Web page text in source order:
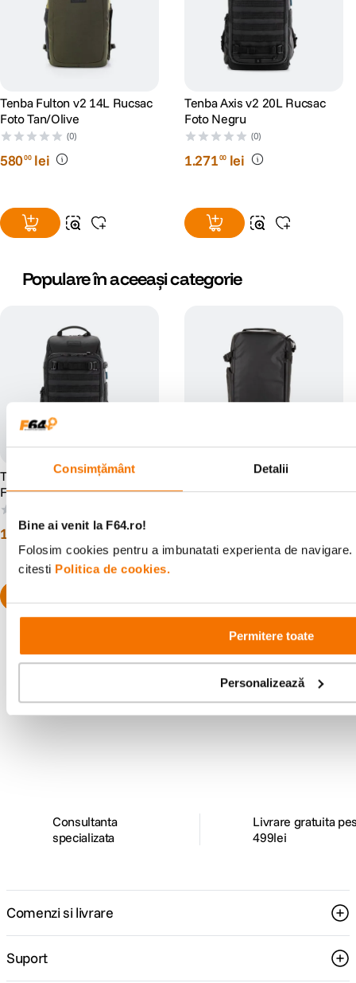
Consimțământ Detalii
Bine ai venit la F64.ro!
Folosim cookies pentru a imbunatati experienta de
citesti Politica de cookies.
Permitere toate
Personalizează
Tenba Fulton v2 14L Rucsac
Foto Tan/Olive
(0)
58000 lei
Tenba Axis v2 20L Rucsac
Foto Negru
(0)
1.27100 lei
Populare în aceeași categorie
Tenba Axis v2 20L Rucsac
Foto Negru
1 271 00 lei
Tenba Solstice V2 Rucsac
Sling 12L Negru
Descopera inspiratie, recomandari utile,
Consultanta
specializata
Livrare gratuita
499lei
Comenzi si livrare
Suport